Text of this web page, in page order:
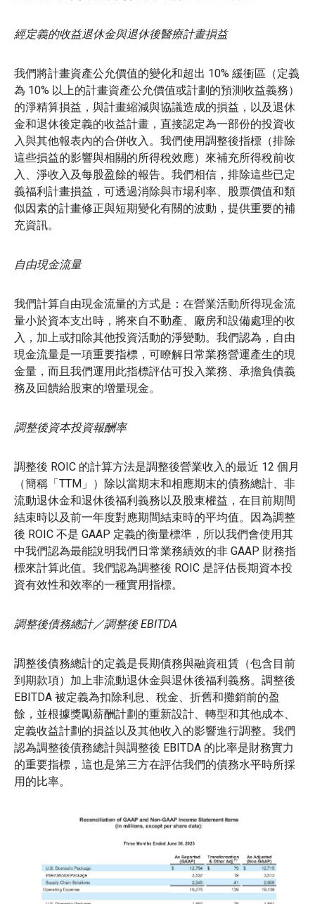
經定義的收益退休金與退休後醫療計畫損益
我們將計畫資產公允價值的變化和超出 10% 緩衝區（定義
為 10% 以上的計畫資產公允價值或計劃的預測收益義務）
的淨精算損益，與計畫縮減與協議造成的損益，以及退休
金和退休後定義的收益計畫，直接認定為一部份的投資收
入與其他報表內的合併收入。我們使用調整後指標（排除
這些損益的影響與相關的所得稅效應）來補充所得稅前收
入、淨收入及每股盈餘的報告。我們相信，排除這些已定
義福利計畫損益，可透過消除與市場利率、股票價值和類
似因素的計畫修正與短期變化有關的波動，提供重要的補
充資訊。
自由現金流量
我們計算自由現金流量的方式是：在營業活動所得現金流
量小於資本支出時，將來自不動產、廠房和設備處理的收
入，加上或扣除其他投資活動的淨變動。我們認為，自由
現金流量是一項重要指標，可瞭解日常業務營運產生的現
金量，而且我們運用此指標評估可投入業務、承擔負債義
務及回饋給股東的增量現金。
調整後資本投資報酬率
調整後 ROIC 的計算方法是調整後營業收入的最近 12 個月
（簡稱「TTM」）除以當期末和相應期末的債務總計、非
流動退休金和退休後福利義務以及股東權益，在目前期間
結束時以及前一年度對應期間結束時的平均值。因為調整
後 ROIC 不是 GAAP 定義的衡量標準，所以我們會使用其
中我們認為最能說明我們日常業務績效的非 GAAP 財務指
標來計算此值。我們認為調整後 ROIC 是評估長期資本投
資有效性和效率的一種實用指標。
調整後債務總計／調整後 EBITDA
調整後債務總計的定義是長期債務與融資租賃（包含目前
到期款項）加上非流動退休金與退休後福利義務。調整後
EBITDA 被定義為扣除利息、稅金、折舊和攤銷前的盈
餘，並根據獎勵薪酬計劃的重新設計、轉型和其他成本、
定義收益計劃的損益以及其他收入的影響進行調整。我們
認為調整後債務總計與調整後 EBITDA 的比率是財務實力
的重要指標，這也是第三方在評估我們的債務水平時所採
用的比率。